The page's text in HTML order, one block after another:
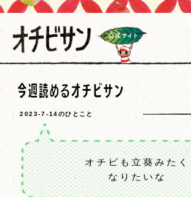
2023-7-14のひとこと
オチビも立葵みたく
なりたいな